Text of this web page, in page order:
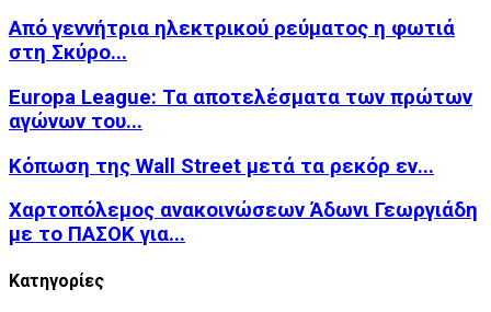
Από γεννήτρια ηλεκτρικού ρεύματος η φωτιά
στη Σκύρο...
Europa League: Τα αποτελέσματα των πρώτων
αγώνων του...
Κόπωση της Wall Street μετά τα ρεκόρ εν...
Χαρτοπόλεμος ανακοινώσεων Άδωνι Γεωργιάδη
με το ΠΑΣΟΚ για...
Kατηγορίες